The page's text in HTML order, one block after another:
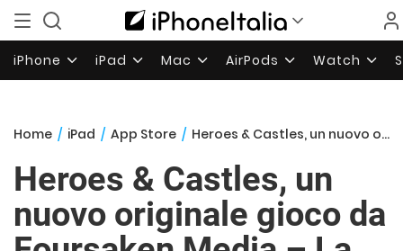
iPhone iPad Mac AirPods Watch
Home / iPad / App Store / Heroes & Castles, un nuovo originale gioco da Foursaken Media – La recensione di iPadItalia
Heroes & Castles, un
nuovo originale gioco da